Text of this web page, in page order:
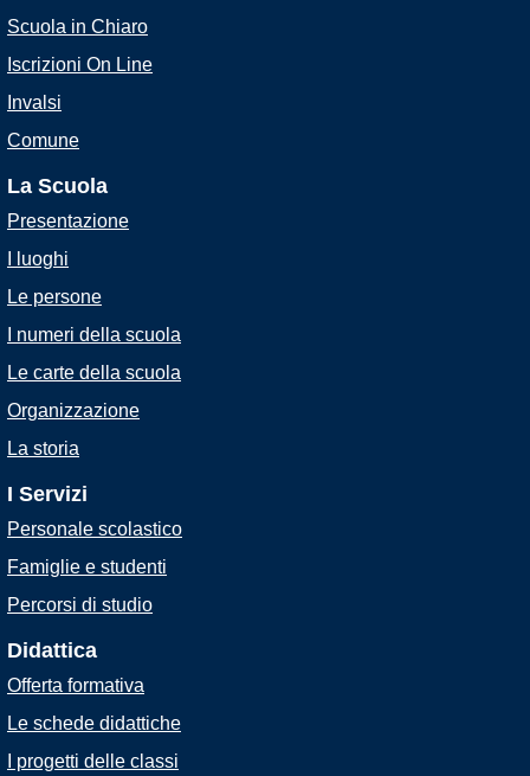
Scuola in Chiaro
Iscrizioni On Line
Invalsi
Comune
La Scuola
Presentazione
I luoghi
Le persone
I numeri della scuola
Le carte della scuola
Organizzazione
La storia
I Servizi
Personale scolastico
Famiglie e studenti
Percorsi di studio
Didattica
Offerta formativa
Le schede didattiche
I progetti delle classi